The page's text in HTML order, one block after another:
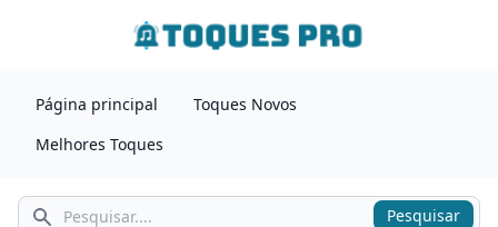
Página principal
Toques Novos
Melhores Toques
Pesquisar Pesquisar